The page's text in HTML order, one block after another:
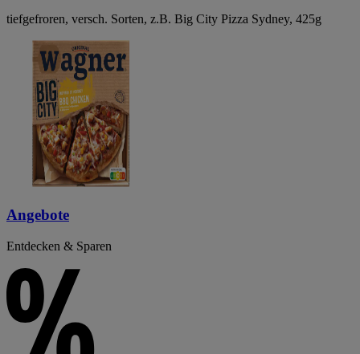
tiefgefroren, versch. Sorten, z.B. Big City Pizza Sydney, 425g
Angebote
Entdecken & Sparen